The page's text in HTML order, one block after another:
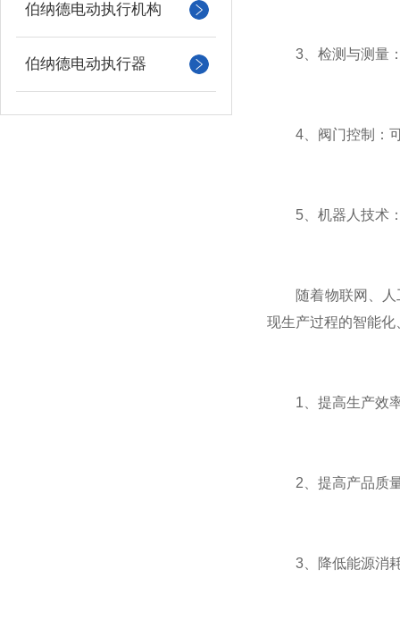
伯纳德电动执行机构
伯纳德电动执行器
3、检测与测量：
4、阀门控制：可
5、机器人技术：
随着物联网、人工
现生产过程的智能
1、提高生产效率
2、提高产品质量
3、降低能源消耗